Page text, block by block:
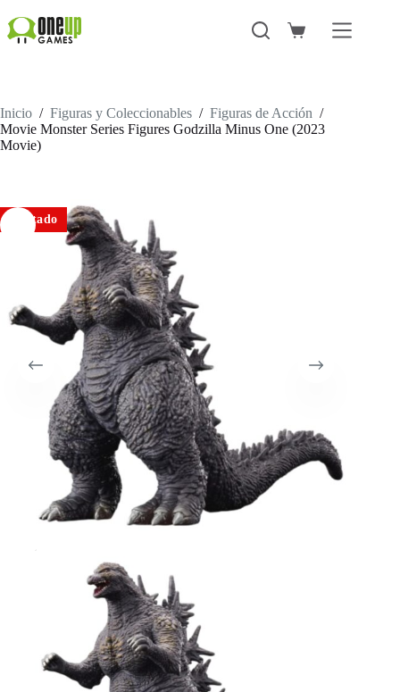
al
contenido
Carro
Inicio / Figuras y Coleccionables / Figuras de Acción /
Movie Monster Series Figures Godzilla Minus One (2023
Movie)
Agotado